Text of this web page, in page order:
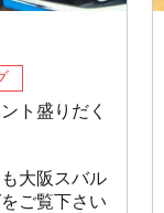
ト盛りだく
大阪スバル
ご覧下さい